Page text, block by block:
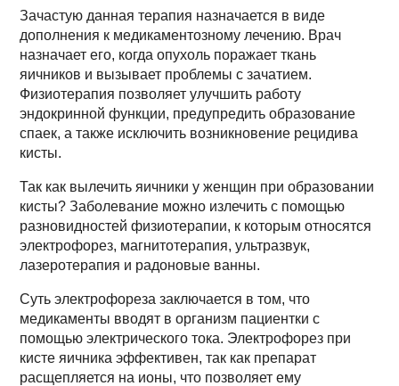
Зачастую данная терапия назначается в виде
дополнения к медикаментозному лечению. Врач
назначает его, когда опухоль поражает ткань
яичников и вызывает проблемы с зачатием.
Физиотерапия позволяет улучшить работу
эндокринной функции, предупредить образование
спаек, а также исключить возникновение рецидива
кисты.
Так как вылечить яичники у женщин при образовании
кисты? Заболевание можно излечить с помощью
разновидностей физиотерапии, к которым относятся
электрофорез, магнитотерапия, ультразвук,
лазеротерапия и радоновые ванны.
Суть электрофореза заключается в том, что
медикаменты вводят в организм пациентки с
помощью электрического тока. Электрофорез при
кисте яичника эффективен, так как препарат
расщепляется на ионы, что позволяет ему